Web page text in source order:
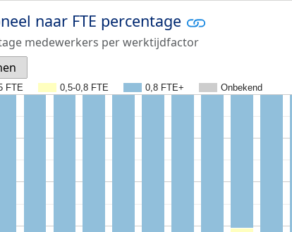
naar FTE percentage
medewerkers per werktijdfactor
FTE 0,5-0,8 FTE 0,8 FTE+ Onbekend